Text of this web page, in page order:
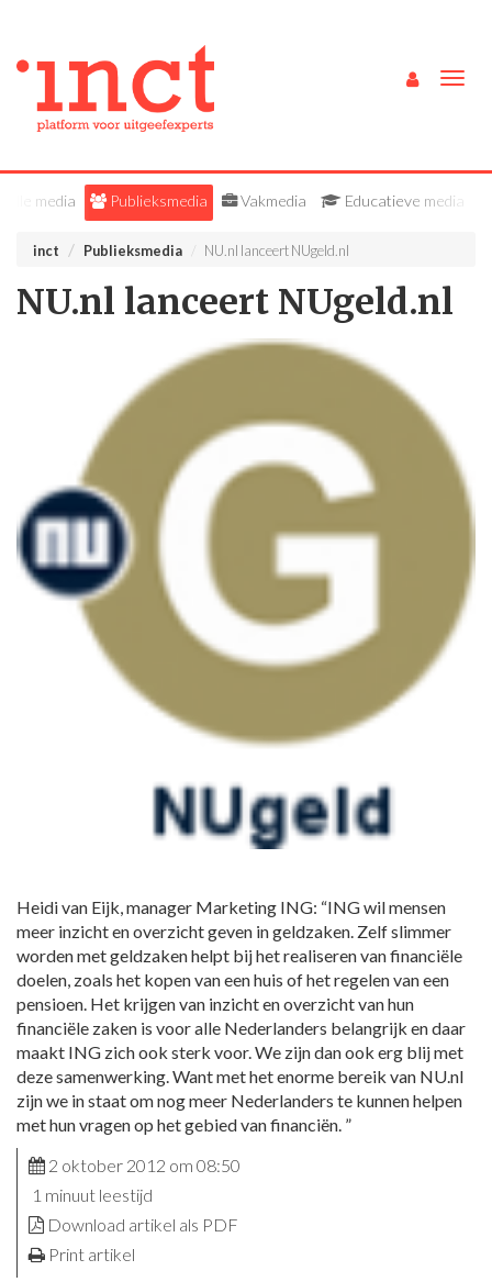
Alle media Publieksmedia Vakmedia Educatieve media
inct Publieksmedia NU.nl lanceert NUgeld.nl
NU.nl lanceert NUgeld.nl
Heidi van Eijk, manager Marketing ING: “ING wil mensen
meer inzicht en overzicht geven in geldzaken. Zelf slimmer
worden met geldzaken helpt bij het realiseren van financiële
doelen, zoals het kopen van een huis of het regelen van een
pensioen. Het krijgen van inzicht en overzicht van hun
financiële zaken is voor alle Nederlanders belangrijk en daar
maakt ING zich ook sterk voor. We zijn dan ook erg blij met
deze samenwerking. Want met het enorme bereik van NU.nl
zijn we in staat om nog meer Nederlanders te kunnen helpen
met hun vragen op het gebied van financiën. ”
2 oktober 2012 om 08:50
1 minuut leestijd
Download artikel als PDF
Print artikel